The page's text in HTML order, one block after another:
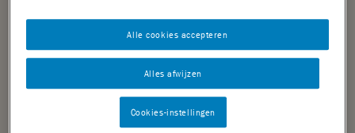
Mini's
Seizoenschocolade
DUURZAAMHEID
Er is nogal wat onduidelijkheid over de herkomst van
Valentijnsdag. Een veelgehoord verhaal gaat over het
Romeinse vruchtbaarheidsfeest genaamd Lupercalia. In
de 18e eeuw werd besloten dat Lupercalia, gevierd op
Alles afwijzen
Alle cookies accepteren
Cookies-instellingen